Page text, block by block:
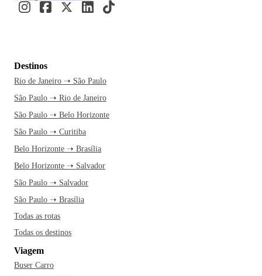
Destinos
Rio de Janeiro ➝ São Paulo
São Paulo ➝ Rio de Janeiro
São Paulo ➝ Belo Horizonte
São Paulo ➝ Curitiba
Belo Horizonte ➝ Brasília
Belo Horizonte ➝ Salvador
São Paulo ➝ Salvador
São Paulo ➝ Brasília
Todas as rotas
Todas os destinos
Viagem
Buser Carro